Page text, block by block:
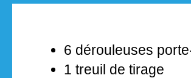
6 dérouleuses
1 treuil de tirage